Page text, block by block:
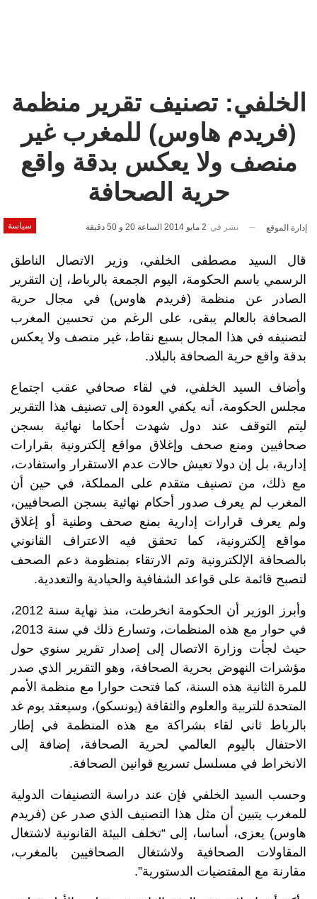
الخلفي: تصنيف تقرير منظمة
(فريدم هاوس) للمغرب غير
منصف ولا يعكس بدقة واقع
حرية الصحافة
سياسة إدارة الموقع نشر في 2 مايو 2014 الساعة 20 و 50 دقيقة
قال السيد مصطفى الخلفي، وزير الاتصال الناطق
الرسمي باسم الحكومة، اليوم الجمعة بالرباط، إن التقرير
الصادر عن منظمة (فريدم هاوس) في مجال حرية
الصحافة بالعالم يبقى، على الرغم من تحسين المغرب
لتصنيفه في هذا المجال بسبع نقاط، غير منصف ولا يعكس
بدقة واقع حرية الصحافة بالبلاد.
وأضاف السيد الخلفي، في لقاء صحافي عقب اجتماع
مجلس الحكومة، أنه يكفي العودة إلى تصنيف هذا التقرير
ليتم التوقف عند دول شهدت أحكاما نهائية بسجن
صحافيين ومنع صحف وإغلاق مواقع إلكترونية بقرارات
إدارية، بل إن دولا تعيش حالات عدم الاستقرار واستفادت،
مع ذلك، من تصنيف متقدم على المملكة، في حين أن
المغرب لم يعرف صدور أحكام نهائية بسجن الصحافيين،
ولم يعرف قرارات إدارية بمنع صحف وطنية أو إغلاق
مواقع إلكترونية، كما تحقق فيه الاعتراف القانوني
بالصحافة الإلكترونية وتم الارتقاء بمنظومة دعم الصحف
لتصبح قائمة على قواعد الشفافية والحيادية والتعددية.
وأبرز الوزير أن الحكومة انخرطت، منذ نهاية سنة 2012،
في حوار مع هذه المنظمات، وتسارع ذلك في سنة 2013،
حيث لجأت وزارة الاتصال إلى إصدار تقرير سنوي حول
مؤشرات النهوض بحرية الصحافة، وهو التقرير الذي صدر
للمرة الثانية هذه السنة، كما فتحت حوارا مع منظمة الأمم
المتحدة للتربية والعلوم والثقافة (يونسكو)، وسيعقد يوم غد
بالرباط ثاني لقاء بشراكة مع هذه المنظمة في إطار
الاحتفال باليوم العالمي لحرية الصحافة، إضافة إلى
الانخراط في مسلسل تسريع قوانين الصحافة.
وحسب السيد الخلفي فإن عند دراسة التصنيفات الدولية
للمغرب يتبين أن مثل هذا التصنيف الذي صدر عن (فريدم
هاوس) يعزى، أساسا، إلى “تخلف البيئة القانونية لاشتغال
المقاولات الصحافية ولاشتغال الصحافيين بالمغرب،
مقارنة مع المقتضيات الدستورية”.